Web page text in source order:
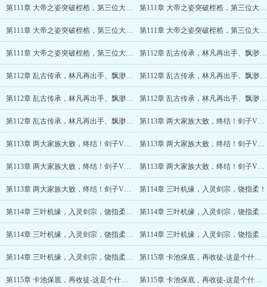
第111章 大帝之姿突破桎梏，第三位大能加盟~！(2/6) 第111章 大帝之姿突破桎梏，第三位大能加盟~！(3/6)
第111章 大帝之姿突破桎梏，第三位大能加盟~！(4/6) 第111章 大帝之姿突破桎梏，第三位大能加盟~！(5/6)
第111章 大帝之姿突破桎梏，第三位大能加盟~！(6/6) 第112章 乱古传承，林凡再出手、飘渺剑法问世！
第112章 乱古传承，林凡再出手、飘渺剑法问世！(2/6) 第112章 乱古传承，林凡再出手、飘渺剑法问世！(3/6)
第112章 乱古传承，林凡再出手、飘渺剑法问世！(4/6) 第112章 乱古传承，林凡再出手、飘渺剑法问世！(5/6)
第112章 乱古传承，林凡再出手、飘渺剑法问世！(6/6) 第113章 两大家族大败，终结！剑子VS三叶？！
第113章 两大家族大败，终结！剑子VS三叶？！(2/6) 第113章 两大家族大败，终结！剑子VS三叶？！(3/6)
第113章 两大家族大败，终结！剑子VS三叶？！(4/6) 第113章 两大家族大败，终结！剑子VS三叶？！(5/6)
第113章 两大家族大败，终结！剑子VS三叶？！(6/6) 第114章 三叶机缘，入灵剑宗，饶指柔！
第114章 三叶机缘，入灵剑宗，饶指柔！(2/6) 第114章 三叶机缘，入灵剑宗，饶指柔！(3/6)
第114章 三叶机缘，入灵剑宗，饶指柔！(4/6) 第114章 三叶机缘，入灵剑宗，饶指柔！(5/6)
第114章 三叶机缘，入灵剑宗，饶指柔！(6/6) 第115章 卡池保底，再收徒-这是个什么模板？
第115章 卡池保底，再收徒-这是个什么模板？(2/6) 第115章 卡池保底，再收徒-这是个什么模板？(3/6)